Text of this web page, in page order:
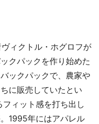
ィクトル・ホグロフが
クパックを作り始めた
ックパックで、農家や
に販売していたとい
ィット感を打ち出し
1995年にはアパレル